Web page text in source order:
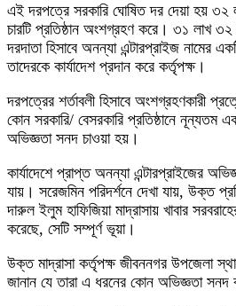
এই দরপত্রে সরকারি ঘোষিত দর দেয়া হয় ৩২
চারটি প্রতিষ্ঠান অংশগ্রহণ করে। ৩১ লাখ ৩২
দরদাতা হিসাবে অনন্যা এন্টারপ্রাইজ নামের
তাদেরকে কার্যাদেশ প্রদান করে কর্তৃপক্ষ।
দরপত্রের শর্তাবলী হিসাবে অংশগ্রহণকারী
কোন সরকারি/ বেসরকারি প্রতিষ্ঠানে নূন্যতম
অভিজ্ঞতা সনদ চাওয়া হয়।
কার্যাদেশে প্রাপ্ত অনন্যা এন্টারপ্রাইজের
যায়। সরেজমিন পরিদর্শনে দেখা যায়, উক্ত
দারুল ইলুম হাফিজিয়া মাদ্রাসায় খাবার
করেছে, সেটি সম্পূর্ণ ভূয়া।
উক্ত মাদ্রাসা কর্তৃপক্ষ জীবননগর উপজেলা
জানান যে তারা এ ধরনের কোন অভিজ্ঞতা সনদ